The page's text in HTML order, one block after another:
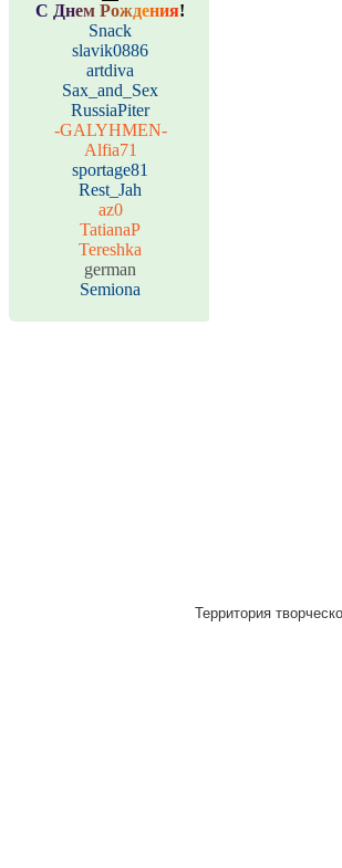
С Днем Рождения!
Snack
slavik0886
artdiva
Sax_and_Sex
RussiaPiter
-GALYHMEN-
Alfia71
sportage81
Rest_Jah
az0
TatianaP
Tereshka
german
Semiona
Территория